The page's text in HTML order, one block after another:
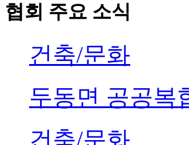
협회 주요 소식
건축/문화
두동면 공공복
건축/문화